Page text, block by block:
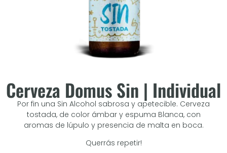
Cerveza Domus Sin | Individual
Por fin una Sin Alcohol sabrosa y apetecible. Cerveza
tostada, de color ámbar y espuma Blanca, con
aromas de lúpulo y presencia de malta en boca.
Querrás repetir!